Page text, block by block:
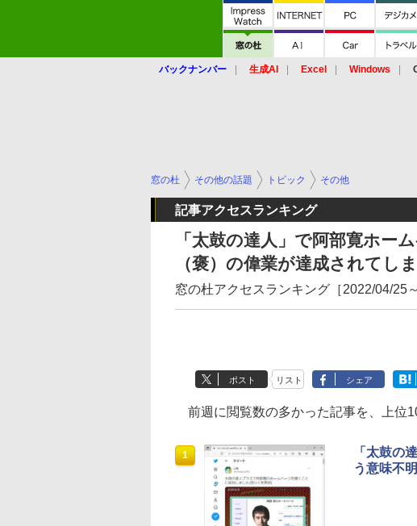
バックナンバー 生成AI Excel Windows
窓の杜 その他の話題 トピック その他
記事アクセスランキング
「太鼓の達人」で阿部寛ホー
（褒）の偉業が達成されてし
窓の杜アクセスランキング［2022/04/25
ポスト リスト シェア
前週に閲覧数の多かった記事を、上位
1
「太鼓の
う意味不